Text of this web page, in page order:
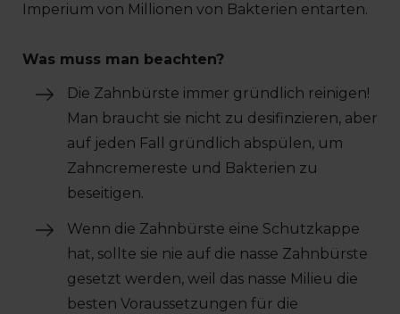
Imperium von Millionen von Bakterien entarten.
Was muss man beachten?
Die Zahnbürste immer gründlich reinigen!
Man braucht sie nicht zu desifinzieren, aber
auf jeden Fall gründlich abspülen, um
Zahncremereste und Bakterien zu
beseitigen.
Wenn die Zahnbürste eine Schutzkappe
hat, sollte sie nie auf die nasse Zahnbürste
gesetzt werden, weil das nasse Milieu die
besten Voraussetzungen für die